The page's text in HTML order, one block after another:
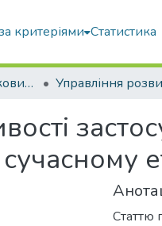
критеріями Статистика
Вибрані статті з наукових збірників КНУБА
Статтю